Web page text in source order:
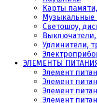
Карты
Светошоу,
Удлинители,
ЭЛЕМЕНТЫ
Элемент
Элемент
Элемент
Элемент